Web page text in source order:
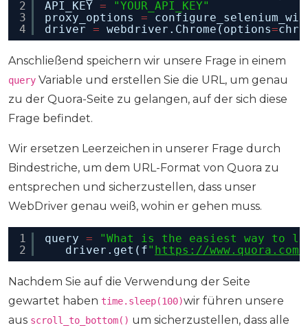
2
3
4
API_KEY =
"YOUR_API_KEY"
proxy_options =
driver = webdriver.Chrome(options=
Anschließend speichern wir unsere Frage in einem
query Variable und erstellen Sie die URL, um genau
zu der Quora-Seite zu gelangen, auf der sich diese
Frage befindet.
Wir ersetzen Leerzeichen in unserer Frage durch
Bindestriche, um dem URL-Format von Quora zu
entsprechen und sicherzustellen, dass unser
WebDriver genau weiß, wohin er gehen muss.
1
2
query =
"What is the easiest way to
driver.get(f" https://www.quora.com/
Nachdem Sie auf die Verwendung der Seite
gewartet haben time.sleep(100)wir führen unsere
aus scroll_to_bottom() um sicherzustellen, dass alle